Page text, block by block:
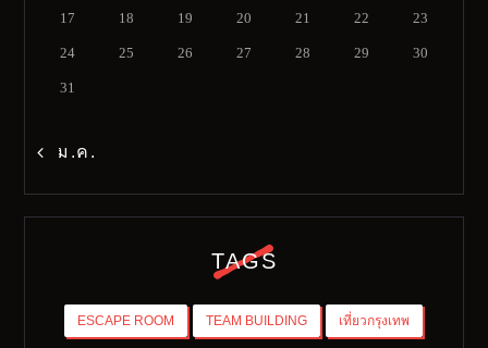
17 18 19 20 21 22 23
24 25 26 27 28 29 30
31
« ม.ค.
TAGS
ESCAPE ROOM TEAM BUILDING เที่ยวกรุงเทพ